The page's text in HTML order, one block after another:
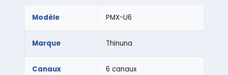
Modèle PMX-U6
Marque Thinuna
Canaux 6 canaux